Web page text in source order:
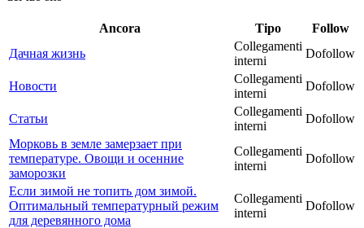
Ancora Tipo
Follow
Дачная жизнь
Collegamenti
interni
Dofollow
Новости
Collegamenti
interni
Dofollow
Статьи
Collegamenti
interni
Dofollow
Морковь в земле замерзает при
температуре. Овощи и осенние
заморозки
Collegamenti
interni
Dofollow
Если зимой не топить дом зимой.
Оптимальный температурный режим
для деревянного дома
Collegamenti
interni
Dofollow